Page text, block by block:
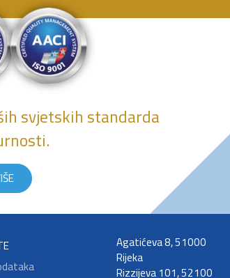
svjetskih standarda
Agatićeva 8, 51000
Rijeka
Rizzijeva 101, 52100